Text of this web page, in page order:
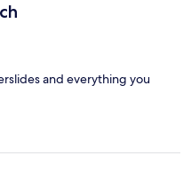
and everything you